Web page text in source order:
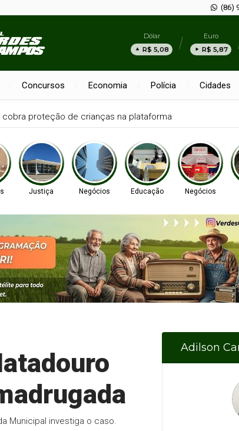
(86)
Dólar
R$ 5,08
Euro
R$ 5,87
Concursos Economia Polícia Cidades
proteção de crianças na plataforma
Justiça Negócios Educação Negócios
Municipal investiga o caso.
Adilson